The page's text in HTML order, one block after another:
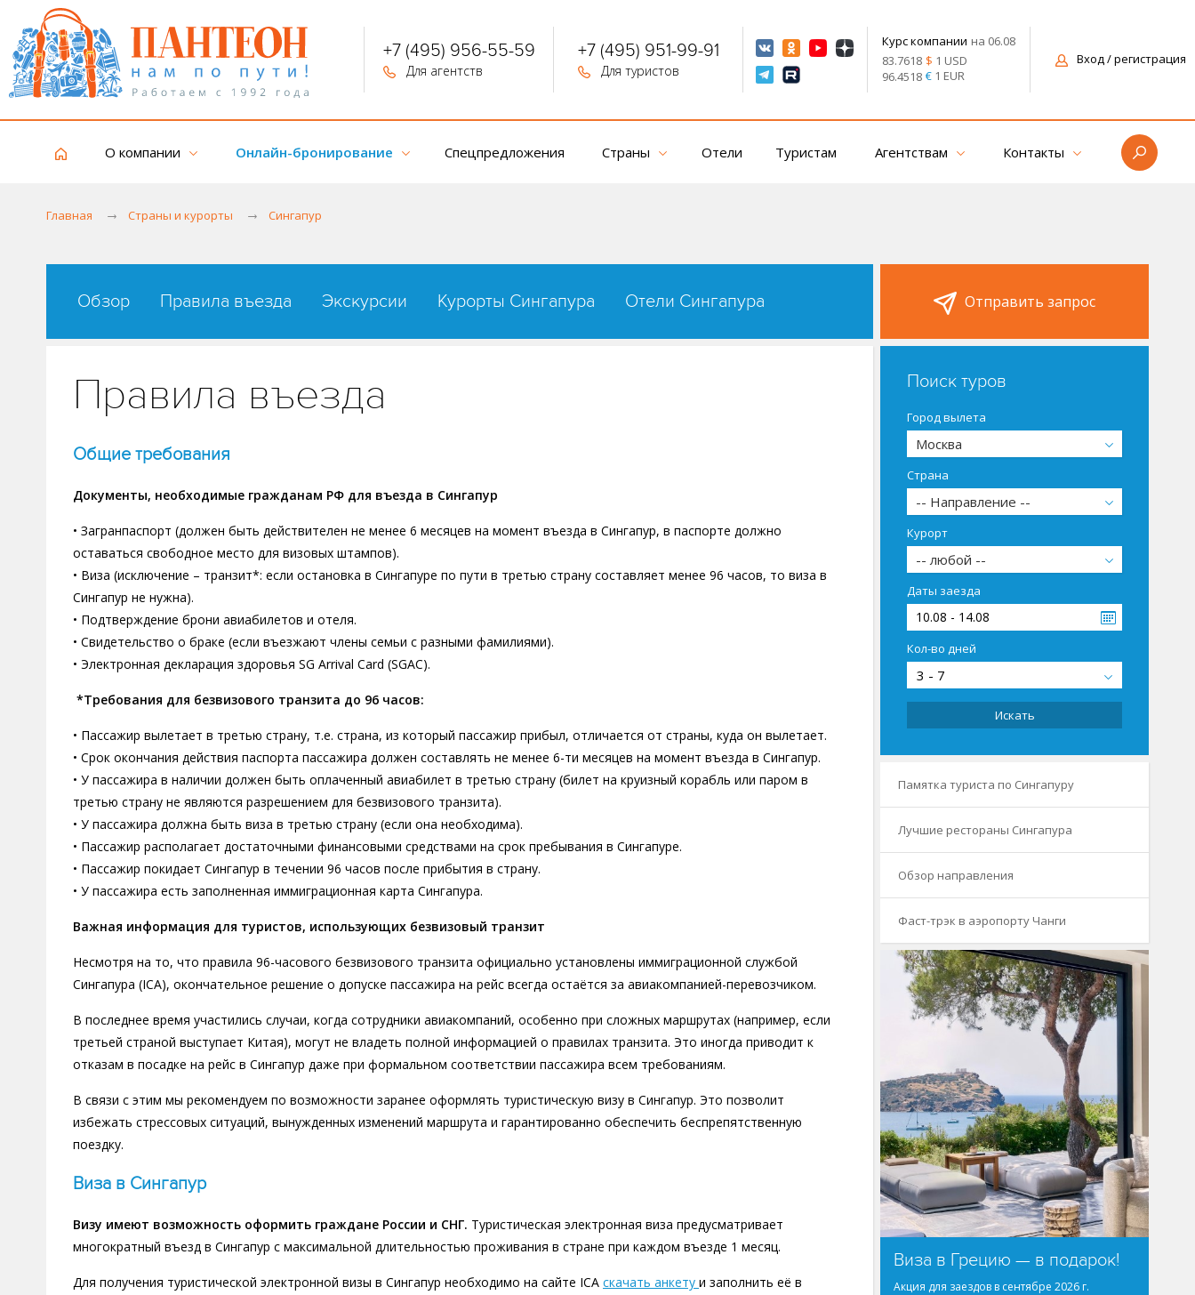
+7 (495) 956-55-59
Для агентств
+7 (495) 951-99-91
Для туристов
Курс компании на 06.08
83.7618 $ 1 USD
96.4518 €1 EUR
Вход/ регистрация
О компании Онлайн-бронирование Спецпредложения Страны Отели Туристам Агентствам Контакты
Главная Страны и курорты Сингапур
Обзор Правила въезда Экскурсии Курорты Сингапура Отели Сингапура
Правила въезда
Общие требования
Документы, необходимые гражданам РФ для въезда в Сингапур
• Загранпаспорт (должен быть действителен не менее 6 месяцев на момент въезда в Сингапур, в паспорте должно
оставаться свободное место для визовых штампов).
• Виза (исключение – транзит*: если остановка в Сингапуре по пути в третью страну составляет менее 96 часов, то виза в
Сингапур не нужна).
• Подтверждение брони авиабилетов и отеля.
• Свидетельство о браке (если въезжают члены семьи с разными фамилиями).
• Электронная декларация здоровья SG Arrival Card (SGAC).
*Требования для безвизового транзита до 96 часов:
• Пассажир вылетает в третью страну, т.е. страна, из который пассажир прибыл, отличается от страны, куда он вылетает.
• Срок окончания действия паспорта пассажира должен составлять не менее 6-ти месяцев на момент въезда в Сингапур.
• У пассажира в наличии должен быть оплаченный авиабилет в третью страну (билет на круизный корабль или паром в
третью страну не являются разрешением для безвизового транзита).
• У пассажира должна быть виза в третью страну (если она необходима).
• Пассажир располагает достаточными финансовыми средствами на срок пребывания в Сингапуре.
• Пассажир покидает Сингапур в течении 96 часов после прибытия в страну.
• У пассажира есть заполненная иммиграционная карта Сингапура.
Важная информация для туристов, использующих безвизовый транзит
Несмотря на то, что правила 96-часового безвизового транзита официально установлены иммиграционной службой
Сингапура (ICA), окончательное решение о допуске пассажира на рейс всегда остаётся за авиакомпанией-перевозчиком.
В последнее время участились случаи, когда сотрудники авиакомпаний, особенно при сложных маршрутах (например, если
третьей страной выступает Китая), могут не владеть полной информацией о правилах транзита. Это иногда приводит к
отказам в посадке на рейс в Сингапур даже при формальном соответствии пассажира всем требованиям.
В связи с этим мы рекомендуем по возможности заранее оформлять туристическую визу в Сингапур. Это позволит
избежать стрессовых ситуаций, вынужденных изменений маршрута и гарантированно обеспечить беспрепятственную
поездку.
Виза в Сингапур
Визу имеют возможность оформить граждане России и СНГ. Туристическая электронная виза предусматривает
многократный въезд в Сингапур с максимальной длительностью проживания в стране при каждом въезде 1 месяц.
Для получения туристической электронной визы в Сингапур необходимо на сайте ICA скачать анкету и заполнить её в
Отправить запрос
Поиск туров
Город вылета
Москва
Страна
-- Направление --
Курорт
-- любой --
Даты заезда
10.08 - 14.08
Кол-во дней
3 - 7
Искать
Памятка туриста по Сингапуру
Лучшие рестораны Сингапура
Обзор направления
Фаст-трэк в аэропорту Чанги
Виза в Грецию — в подарок!
Акция для заездов в сентябре 2026 г.